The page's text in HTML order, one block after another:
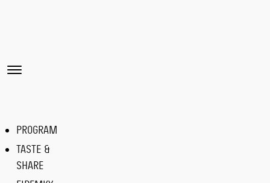
Menu
PROGRAM
TASTE &
SHARE